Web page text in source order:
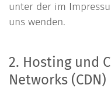
unter der im
uns wenden.
2. Hosting und
Networks (CDN)